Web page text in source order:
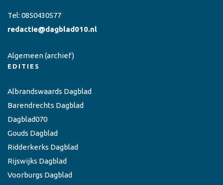
Tel: 0850430577
redactie@dagblad010.nl
Algemeen(archief)
EDITIES
Albrandswaards Dagblad
Barendrechts Dagblad
Dagblad070
Gouds Dagblad
Ridderkerks Dagblad
Rijswijks Dagblad
Voorburgs Dagblad